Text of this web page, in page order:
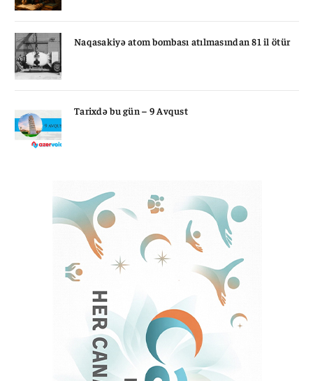
Naqasakiyə atom bombası atılmasından 81 il ötür
Tarixdə bu gün – 9 Avqust